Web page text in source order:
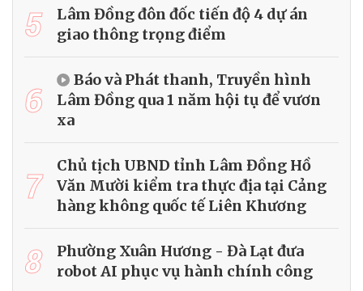
5
Lâm Đồng đôn đốc tiến độ 4 dự án
giao thông trọng điểm
6
Báo và Phát thanh, Truyền hình
Lâm Đồng qua 1 năm hội tụ để vươn
xa
7
Chủ tịch UBND tỉnh Lâm Đồng Hồ
Văn Mười kiểm tra thực địa tại Cảng
hàng không quốc tế Liên Khương
8
Phường Xuân Hương - Đà Lạt đưa
robot AI phục vụ hành chính công